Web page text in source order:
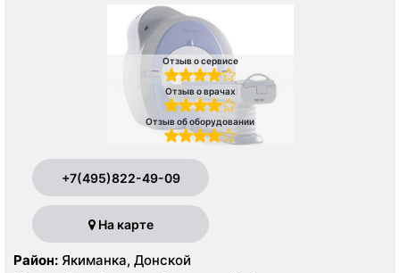
Отзыв о сервисе
Отзыв о врачах
Отзыв об оборудовании
+7(495)822-49-09
На карте
Район: Якиманка, Донской